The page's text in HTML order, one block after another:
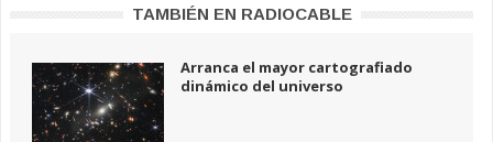
TAMBIÉN EN RADIOCABLE
Arranca el mayor cartografiado
dinámico del universo